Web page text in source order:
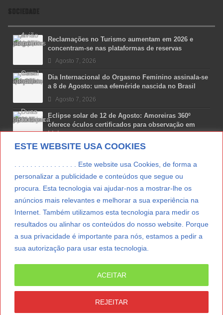
ESTE WEBSITE USA COOKIES
. . . . . . . . . . . . . . . . Este website usa Cookies, de forma a
personalizar a publicidade e conteúdos que segue ou
procura. Esta tecnologia vai ajudar-nos a mostrar-lhe os
anúncios mais relevantes e melhorar a sua experiência na
Internet. Também utilizamos esta tecnologia para medir os
resultados ou alinhar os conteúdos do nosso website. Porque
a sua privacidade é importante para nós, estamos a pedir a
sua autorização para usar esta tecnologia.
REJEITAR
ACEITAR
SOCIEDADE
Reclamações no Turismo aumentam em 2026 e
concentram-se nas plataformas de reservas
Agosto 7, 2026
Dia Internacional do Orgasmo Feminino assinala-se
a 8 de Agosto: uma efeméride nascida no Brasil
Agosto 7, 2026
Eclipse solar de 12 de Agosto: Amoreiras 360º
oferece óculos certificados para observação em
Lisboa
Agosto 7, 2026
Lua Afonso vence prémio internacional de liderança
Agosto 7, 2026
Preparar o carro para as férias de Verão
Agosto 5, 2026
SUBSCREVER NEWSLETTER